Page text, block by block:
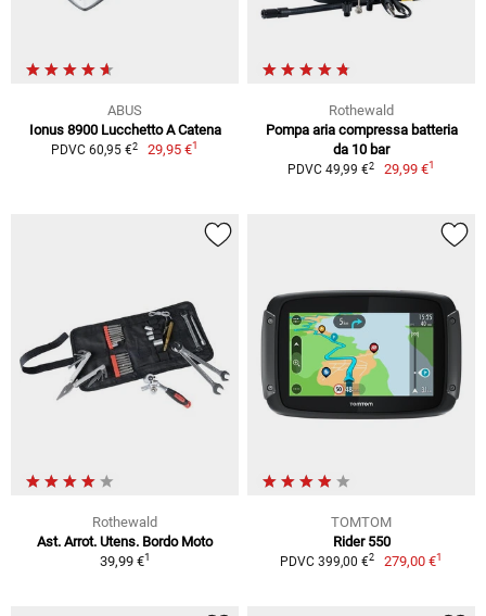
ABUS
Ionus 8900 Lucchetto A Catena
PDVC 60,95 €2 29,95 €1
Rothewald
Pompa aria compressa batteria
da 10 bar
PDVC 49,99 €2 29,99 €1
Rothewald
Ast. Arrot. Utens. Bordo Moto
39,99 €1
TOMTOM
Rider 550
PDVC 399,00 €2 279,00 €1